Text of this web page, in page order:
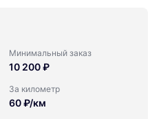
Минимальный заказ
10 200 ₽
За километр
60 ₽/км